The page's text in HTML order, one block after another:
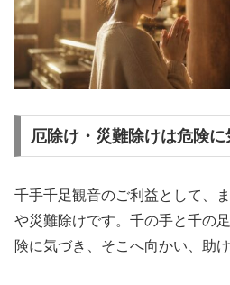
厄除け・災難除けは危険に
千手千足観音のご利益として、
や災難除けです。千の手と千の
険に気づき、そこへ向かい、助